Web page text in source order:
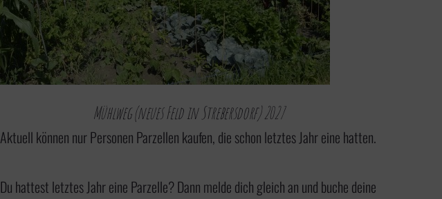
Mühlweg (neues Feld in Strebersdorf) 2027
Aktuell können nur Personen Parzellen kaufen, die schon letztes Jahr eine hatten.
Du hattest letztes Jahr eine Parzelle? Dann melde dich gleich an und buche deine